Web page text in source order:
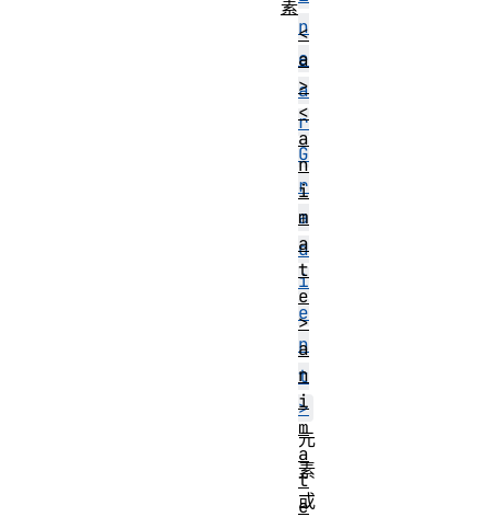
n
e
a
r
G
r
a
d
i
e
n
t
>
元
素
或
素
<
a
>
<
a
n
i
m
a
t
e
>
a
n
i
m
a
t
e